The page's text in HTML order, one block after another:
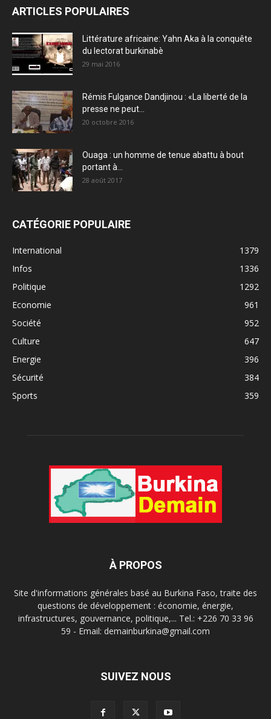
ARTICLES POPULAIRES
Littérature africaine: Yahn Aka à la conquête
du lectorat burkinabè
29 mai 2016
Rémis Fulgance Dandjinou : «La liberté de la
presse ne peut...
20 octobre 2016
Ouaga : un homme de tenue abattu à bout
portant à...
28 août 2017
CATÉGORIE POPULAIRE
International
1379
Infos
1336
Politique
1292
Economie
961
Société
952
Culture
647
Energie
396
Sécurité
384
Sports
359
À PROPOS
Site d'informations générales basé au Burkina Faso, traite des
questions de développement : économie, énergie,
infrastructures, gouvernance, politique,... Tel.: +226 70 33 96
59 - Email: demainburkina@gmail.com
SUIVEZ NOUS